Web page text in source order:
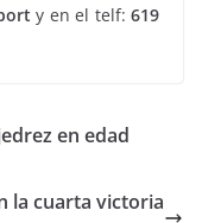
y en el telf:619
en edad
la cuarta victoria